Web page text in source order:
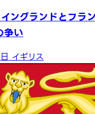
ングランドとフラ
争い
イギリス